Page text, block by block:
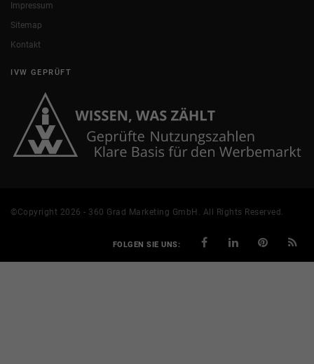
Impressum
Sitemap
Kontakt
IVW GEPRÜFT
©Copyright 2026 - 360 Grad Marketing GmbH. All Rights Reserved.
FOLGEN SIE UNS: